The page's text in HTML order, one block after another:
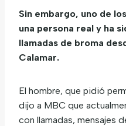
Sin embargo, uno de
una persona real y ha
llamadas de broma
Calamar.
El hombre, que pidió
dijo a MBC que
con llamadas, mensajes